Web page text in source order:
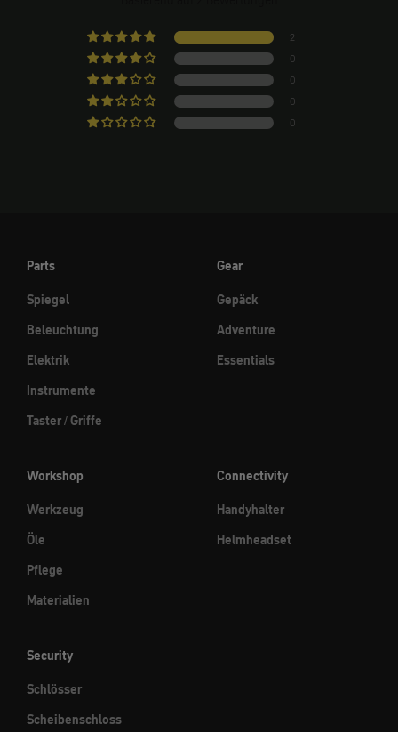
2
0
0
0
0
Parts
Spiegel
Beleuchtung
Elektrik
Instrumente
Taster / Griffe
Gear
Gepäck
Adventure
Essentials
Workshop
Werkzeug
Öle
Pflege
Materialien
Connectivity
Handyhalter
Helmheadset
Security
Schlösser
Scheibenschloss